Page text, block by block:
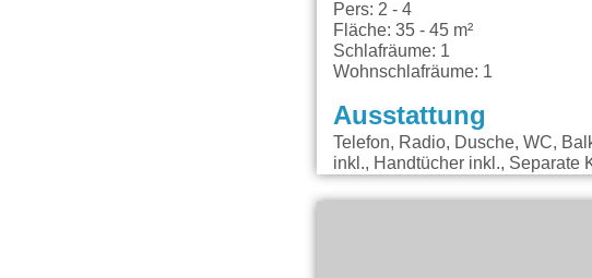
Pers: 2 - 4
Fläche: 35 - 45 m²
Schlafräume: 1
Wohnschlafräume: 1
Ausstattung
Telefon, Radio, Dusche, WC,
inkl., Handtücher inkl., Separate